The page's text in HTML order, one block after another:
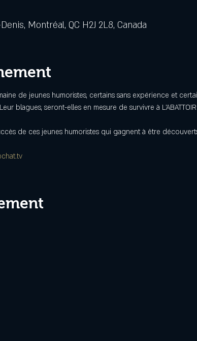
Montréal, QC H2J 2L8, Canada
de jeunes humoristes, certains sans expérience et
blagues, seront-elles en mesure de survivre à
de ces jeunes humoristes qui gagnent à être